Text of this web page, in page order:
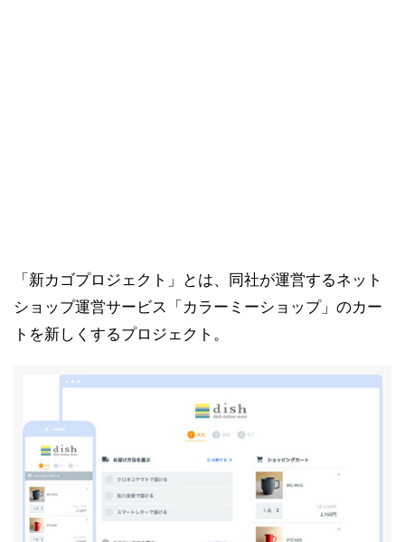
「新カゴプロジェクト」とは、同社が運営するネット
ショップ運営サービス「カラーミーショップ」のカー
トを新しくするプロジェクト。